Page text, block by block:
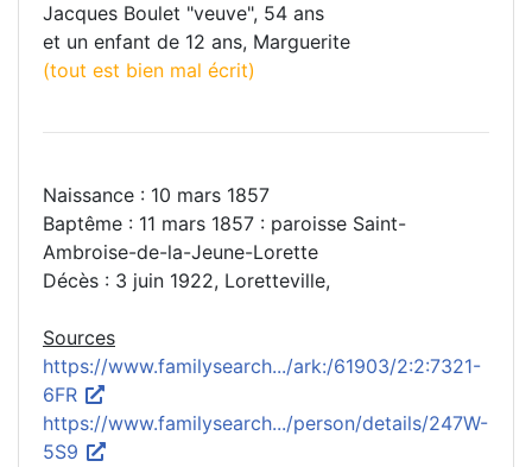
Jacques Boulet "veuve", 54 ans
et un enfant de 12 ans, Marguerite
(tout est bien mal écrit)
Naissance : 10 mars 1857
Baptême : 11 mars 1857 : paroisse Saint-
Ambroise-de-la-Jeune-Lorette
Décès : 3 juin 1922, Loretteville,
Sources
https://www.familysearch.../ark:/61903/2:2:7321-
6FR
https://www.familysearch.../person/details/247W-
5S9